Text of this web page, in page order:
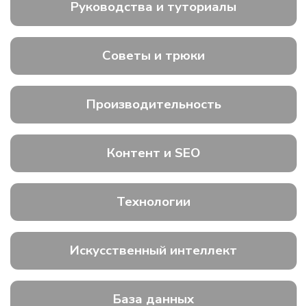
Руководства и туториалы
Советы и трюки
Производительность
Контент и SEO
Технологии
Искусственный интеллект
База данных